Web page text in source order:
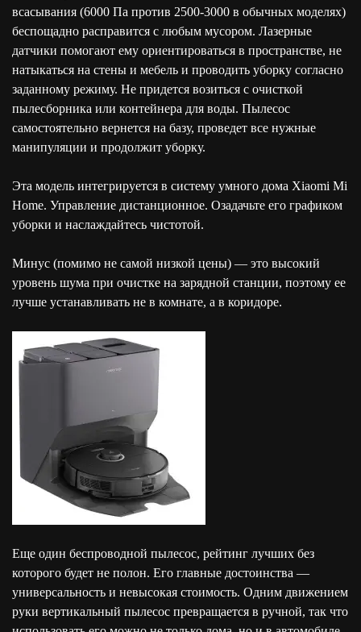
всасывания (6000 Па против 2500-3000 в обычных моделях)
беспощадно расправится с любым мусором. Лазерные
датчики помогают ему ориентироваться в пространстве, не
натыкаться на стены и мебель и проводить уборку согласно
заданному режиму. Не придется возиться с очисткой
пылесборника или контейнера для воды. Пылесос
самостоятельно вернется на базу, проведет все нужные
манипуляции и продолжит уборку.
Эта модель интегрируется в систему умного дома Xiaomi Mi
Home. Управление дистанционное. Озадачьте его графиком
уборки и наслаждайтесь чистотой.
Минус (помимо не самой низкой цены) — это высокий
уровень шума при очистке на зарядной станции, поэтому ее
лучше устанавливать не в комнате, а в коридоре.
Еще один беспроводной пылесос, рейтинг лучших без
которого будет не полон. Его главные достоинства —
универсальность и невысокая стоимость. Одним движением
руки вертикальный пылесос превращается в ручной, так что